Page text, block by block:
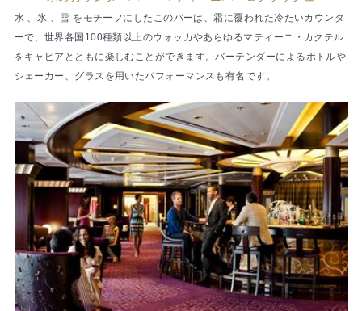
水 、氷 、雪 をモチーフにしたこのバーは、霜に覆われた冷たいカウンタ
ーで、世界各国100種類以上のウォッカやあらゆるマティーニ・カクテル
をキャビアとともに楽しむことができます。バーテンダーによるボトルや
シェーカー、グラスを用いたパフォーマンスも有名です。